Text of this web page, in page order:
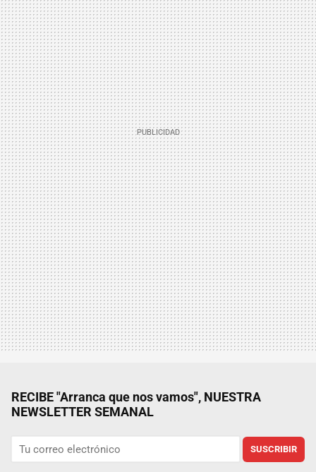
RECIBE "Arranca que nos vamos", NUESTRA
NEWSLETTER SEMANAL
SUSCRIBIR